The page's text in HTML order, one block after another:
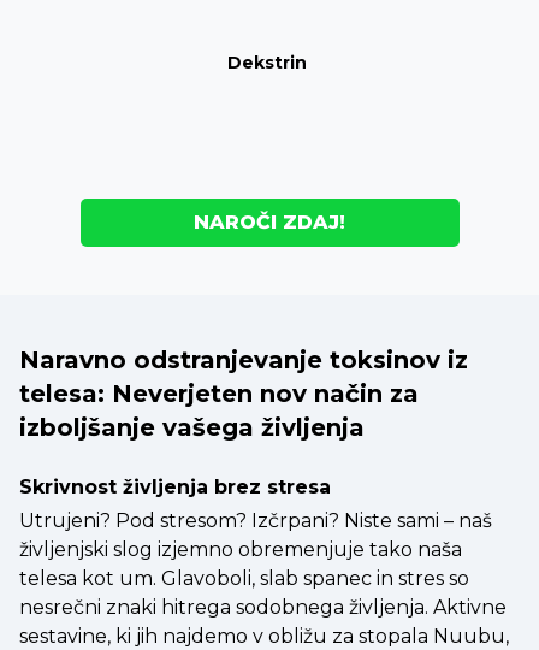
Dekstrin
NAROČI ZDAJ!
Naravno odstranjevanje toksinov iz
telesa: Neverjeten nov način za
izboljšanje vašega življenja
Skrivnost življenja brez stresa
Utrujeni? Pod stresom? Izčrpani? Niste sami – naš
življenjski slog izjemno obremenjuje tako naša
telesa kot um. Glavoboli, slab spanec in stres so
nesrečni znaki hitrega sodobnega življenja. Aktivne
sestavine, ki jih najdemo v obližu za stopala Nuubu,